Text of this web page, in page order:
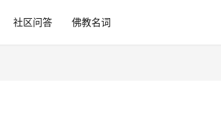
社区问答 佛教名词